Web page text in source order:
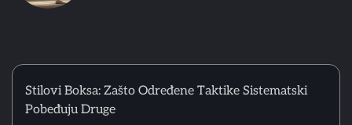
6
Stilovi Boksa: Zašto Određene Taktike Sistematski
Pobeđuju Druge